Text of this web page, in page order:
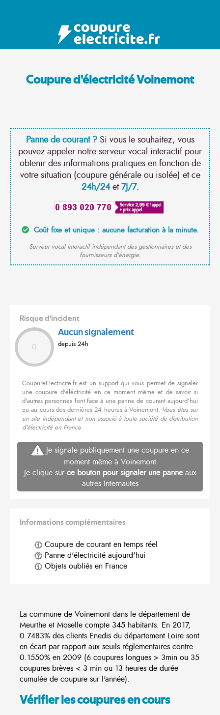
Coupure d'électricité Voinemont
Panne de courant ?Si vous le souhaitez, vous
pouvez appeler notre serveur vocal interactif pour
obtenir des informations pratiques en fonction de
votre situation (coupure générale ou isolée) et ce
24h/24et7J/7.
Coût fixe et unique : aucune facturation à la minute.
Serveur vocal interactif indépendant des gestionnaires et des
fournisseurs d'énergie.
Risque d'incident
0
Aucun signalement
depuis 24h
CoupureElectricite.fr est un support qui vous permet de signaler
une coupure d'éléctricité en ce moment même et de savoir si
d'autres personnes font face à une panne de courant aujourd'hui
ou au cours des dernières 24 heures à Voinemont. Vous êtes sur
un site indépendant et non associé à toute société de distribution
d'électricité en France.
Je signale publiquement une coupure en ce
moment même à Voinemont
Je clique sur ce bouton pour signaler une panneaux
autres Internautes
Informations complémentaires
Coupure de courant en temps réel
Panne d'électricité aujourd'hui
Objets oubliés en France
La commune de Voinemont dans le département de
Meurthe et Moselle compte 345 habitants. En 2017,
0.7483% des clients Enedis du département Loire sont
en écart par rapport aux seuils réglementaires contre
0.1550% en 2009 (6 coupures longues > 3min ou 35
coupures brèves < 3 min ou 13 heures de durée
cumulée de coupure sur l'année).
Vérifier les coupures en cours